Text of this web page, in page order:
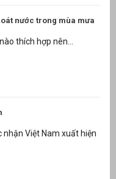
nước trong mùa mưa
thích hợp nên...
nhận Việt Nam xuất hiện